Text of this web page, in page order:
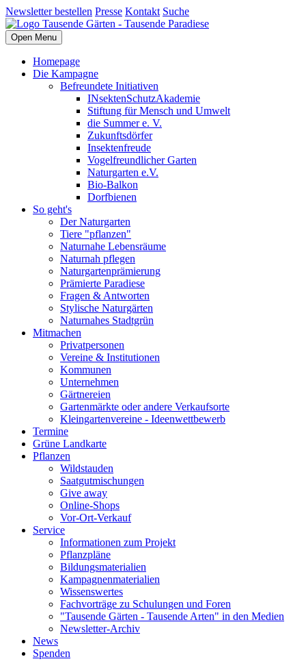
Newsletter bestellen Presse Kontakt Suche
Open Menu
Homepage
Die Kampagne
Befreundete Initiativen
INsektenSchutzAkademie
Stiftung für Mensch und Umwelt
die Summer e. V.
Zukunftsdörfer
Insektenfreude
Vogelfreundlicher Garten
Naturgarten e.V.
Bio-Balkon
Dorfbienen
So geht's
Der Naturgarten
Tiere "pflanzen"
Naturnahe Lebensräume
Naturnah pflegen
Naturgartenprämierung
Prämierte Paradiese
Fragen & Antworten
Stylische Naturgärten
Naturnahes Stadtgrün
Mitmachen
Privatpersonen
Vereine & Institutionen
Kommunen
Unternehmen
Gärtnereien
Gartenmärkte oder andere Verkaufsorte
Kleingartenvereine - Ideenwettbewerb
Termine
Grüne Landkarte
Pflanzen
Wildstauden
Saatgutmischungen
Give away
Online-Shops
Vor-Ort-Verkauf
Service
Informationen zum Projekt
Pflanzpläne
Bildungsmaterialien
Kampagnenmaterialien
Wissenswertes
Fachvorträge zu Schulungen und Foren
"Tausende Gärten - Tausende Arten" in den Medien
Newsletter-Archiv
News
Spenden